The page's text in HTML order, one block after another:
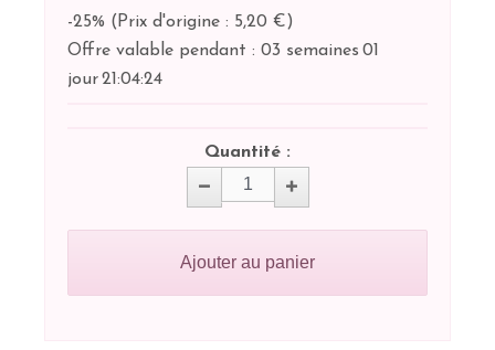
-25% ( Prix d'origine : 5,20 €)
Offre valable pendant : 03 semaines 01
jour21:04:24
Quantité :
Ajouter au panier